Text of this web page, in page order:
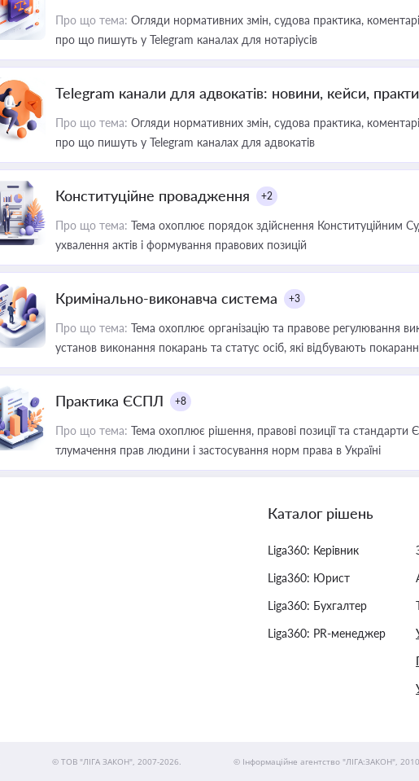
Про що тема: Огляди нормативних змін, судова практика,
про що пишуть у Telegram каналах для нотаріусів
Telegram канали для адвокатів: новини, кейси,
Про що тема: Огляди нормативних змін, судова практика,
про що пишуть у Telegram каналах для адвокатів
Конституційне провадження +2
Про що тема: Тема охоплює порядок здійснення Конституційним
ухвалення актів і формування правових позицій
Кримінально-виконавча система +3
Про що тема: Тема охоплює організацію та правове регулювання
установ виконання покарань та статус осіб, які відбувають
Практика ЄСПЛ +8
Про що тема: Тема охоплює рішення, правові позиції та
тлумачення прав людини і застосування норм права в Україні
Каталог рішень
Liga360: Керівник
Liga360: Юрист
Liga360: Бухгалтер
Liga360: PR-менеджер
© ТОВ "ЛІГА ЗАКОН", 2007-2026. © Інформаційне агентство "ЛІГА:ЗАКОН",